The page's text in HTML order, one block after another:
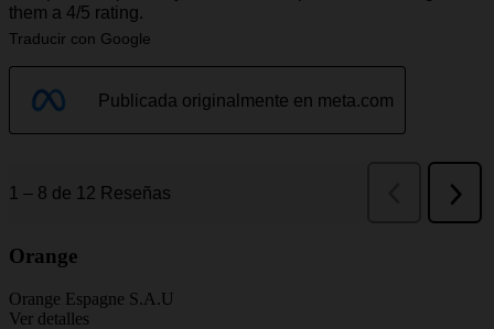
Orange
Orange Espagne S.A.U
Ver detalles